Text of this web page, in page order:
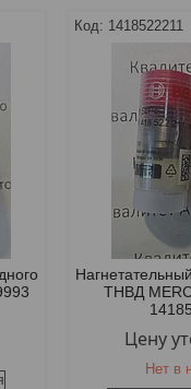
1418522211
ТНВД
Цену
Нет в